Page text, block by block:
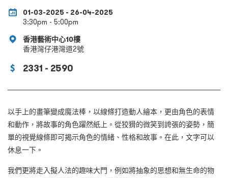
01-03-2025 - 26-04-2025
3:30pm - 5:00pm
香港藝術中心10樓
香港灣仔港灣道2號
2331 - 2590
以手上的畫筆變成魔法棒，以線條打造動人繪本，更由角色的表情
和動作，將故事的角色躍然紙上。從狡猾的微笑到誇張的姿勢，簡
單的視覺線條即可揭示角色的情緒、性格和故事。在此，文字可以
休息一下。
我們更將走入擬人法的趣味大門，例如將抽象的思想和無生命的物